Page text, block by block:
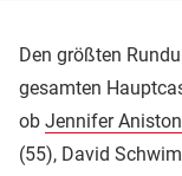
Den größten
gesamten
ob Jennifer Aniston
(55), David